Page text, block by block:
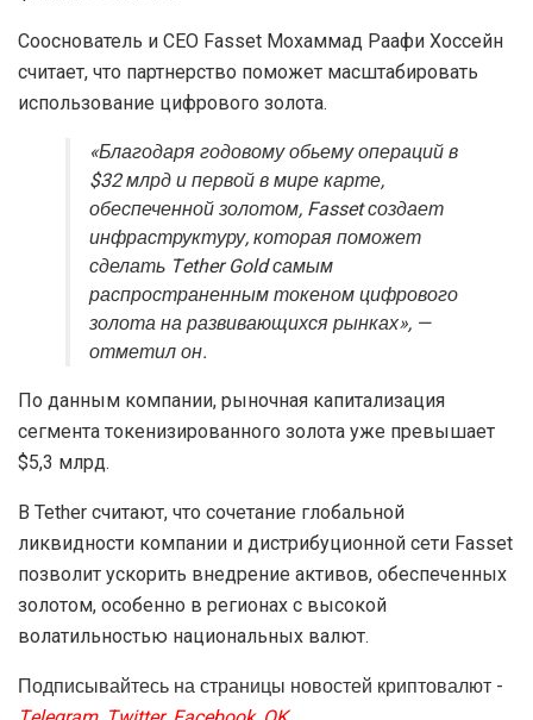
Сооснователь и CEO Fasset Мохаммад Раафи Хоссейн
считает, что партнерство поможет масштабировать
использование цифрового золота.
«Благодаря годовому обьему операций в
$32 млрд и первой в мире карте,
обеспеченной золотом, Fasset создает
инфраструктуру, которая поможет
сделать Tether Gold самым
распространенным токеном цифрового
золота на развивающихся рынках», —
отметил он.
По данным компании, рыночная капитализация
сегмента токенизированного золота уже превышает
$5,3 млрд.
В Tether считают, что сочетание глобальной
ликвидности компании и дистрибуционной сети Fasset
позволит ускорить внедрение активов, обеспеченных
золотом, особенно в регионах с высокой
волатильностью национальных валют.
Подписывайтесь на страницы новостей криптовалют -